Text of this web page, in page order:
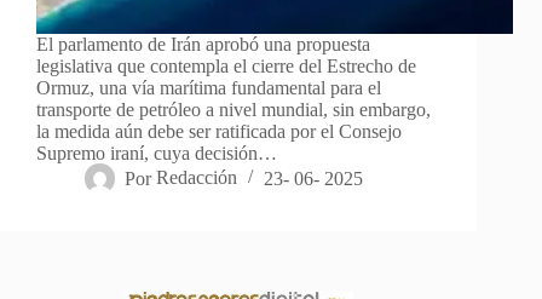
El parlamento de Irán aprobó una propuesta
legislativa que contempla el cierre del Estrecho de
Ormuz, una vía marítima fundamental para el
transporte de petróleo a nivel mundial, sin embargo,
la medida aún debe ser ratificada por el Consejo
Supremo iraní, cuya decisión…
Por Redacción 23- 06- 2025